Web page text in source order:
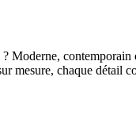
Moderne,
mesure, chaque détail